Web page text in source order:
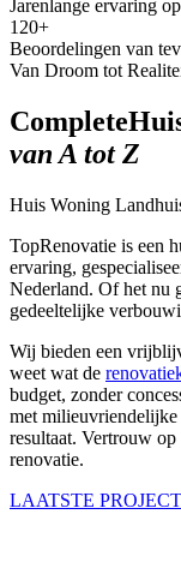
Jarenlange ervaring
120+
Beoordelingen van
Van Droom tot
Complete
van A tot Z
Huis Woning
TopRenovatie is een
ervaring,
Nederland. Of het nu
gedeeltelijke
Wij bieden een
weet wat de
budget, zonder
met milieuvriendelijke
resultaat. Vertrouw op
renovatie.
LAATSTE